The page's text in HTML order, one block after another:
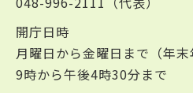
開庁日時
月曜日から金曜日まで（年
9時から午後4時30分まで